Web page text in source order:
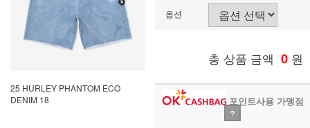
25 HURLEY PHANTOM ECO
DENIM 18
옵션
총 상품 금액 0 원
포인트사용 가맹점
?